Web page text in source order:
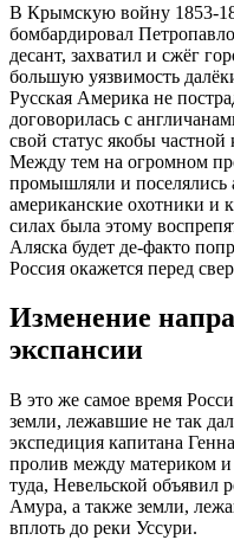
В Крымскую войну 1853-
бомбардировал
десант, захватил и сжёг
большую уязвимость
Русская Америка не
договорилась с
свой статус якобы
Между тем на огромном
промышляли и поселялись
американские охотники и
силах была этому
Аляска будет де-факто
Россия окажется перед
Изменение
экспансии
В это же самое время
земли, лежавшие не так
экспедиция капитана
пролив между материком
туда, Невельской объявил
Амура, а также земли,
вплоть до реки Уссури.